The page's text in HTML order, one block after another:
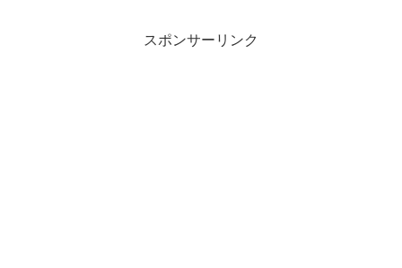
スポンサーリンク